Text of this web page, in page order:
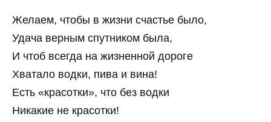
Желаем, чтобы в жизни счастье было,
Удача верным спутником была,
И чтоб всегда на жизненной дороге
Хватало водки, пива и вина!
Есть «красотки», что без водки
Никакие не красотки!